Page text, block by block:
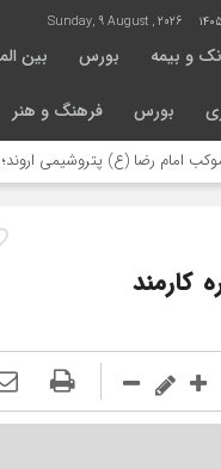
Sunday, 9 August , 2026
و بیمه بورس بین
بورس فرهنگ و هنر
(ع) پتروشیمی اروند؛ روایتی
کارمند